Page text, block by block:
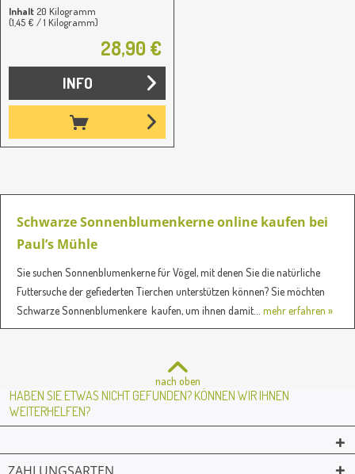
Inhalt 20 Kilogramm
(1,45 € / 1 Kilogramm)
28,90 €
INFO
Schwarze Sonnenblumenkerne online kaufen bei
Paul’s Mühle
Sie suchen Sonnenblumenkerne für Vögel, mit denen Sie die natürliche
Futtersuche der gefiederten Tierchen unterstützen können? Sie möchten
Schwarze Sonnenblumenkere kaufen, um ihnen damit... mehr erfahren »
nach oben
HABEN SIE ETWAS NICHT GEFUNDEN? KÖNNEN WIR IHNEN
WEITERHELFEN?